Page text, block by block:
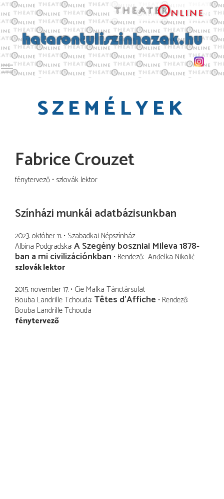
Toggle main menu visibility
SZEMÉLYEK
Fabrice Crouzet
fénytervező szlovák lektor
Színházi munkái adatbázisunkban
2023. október 11. Szabadkai Népszínház
Albina Podgradska A Szegény boszniai Mileva 1878-
ban a mi civilizációnkban Rendező Anđelka Nikolić
szlovák lektor
2015. november 17. Cie Malka Tánctársulat
Bouba Landrille Tchouda Têtes d’Affiche Rendező
Bouba Landrille Tchouda
fénytervező